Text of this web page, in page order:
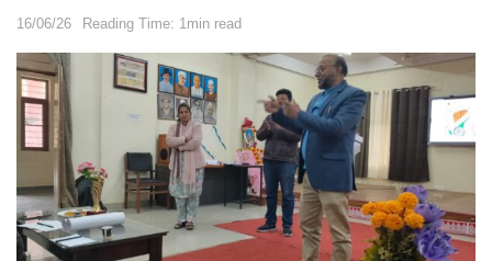
16/06/26 Reading Time: 1min read